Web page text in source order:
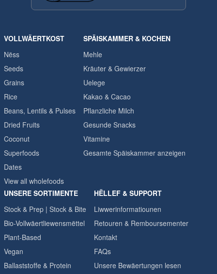
VOLLWÄERTKOST
Nëss
Seeds
Grains
Rice
Beans, Lentils & Pulses
Dried Fruits
Coconut
Superfoods
Dates
View all wholefoods
SPÄISKAMMER & KOCHEN
Mehle
Kräuter & Gewierzer
Uelege
Kakao & Cacao
Pflanzliche Milch
Gesunde Snacks
Vitamine
Gesamte Späiskammer anzeigen
UNSERE SORTIMENTE
Stock & Prep | Stock & Bite
Bio-Vollwäertliewensmëttel
Plant-Based
Vegan
Ballaststoffe & Protein
HËLLEF & SUPPORT
Liwwerinformatiounen
Retouren & Remboursementer
Kontakt
FAQs
Unsere Bewäertungen lesen